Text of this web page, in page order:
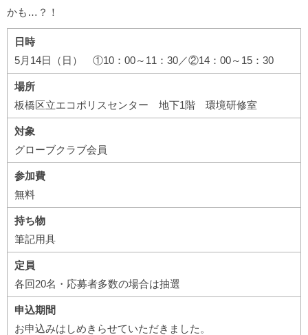
かも…？！
日時
5月14日（日） ①10：00～11：30／②14：00～15：30
場所
板橋区立エコポリスセンター 地下1階 環境研修室
対象
グローブクラブ会員
参加費
無料
持ち物
筆記用具
定員
各回20名・応募者多数の場合は抽選
申込期間
お申込みはしめきらせていただきました。